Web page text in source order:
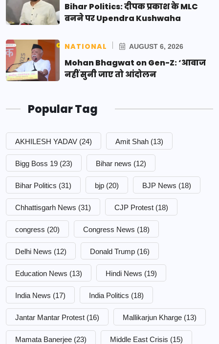
Bihar Politics: दीपक प्रकाश के MLC
बनने पर Upendra Kushwaha
NATIONAL AUGUST 6, 2026
Mohan Bhagwat on Gen-Z: ‘आवाज
नहीं सुनी जाए तो आंदोलन
Popular Tag
AKHILESH YADAV (24) Amit Shah (13)
Bigg Boss 19 (23) Bihar news (12)
Bihar Politics (31) bjp (20) BJP News (18)
Chhattisgarh News (31) CJP Protest (18)
congress (20) Congress News (18)
Delhi News (12) Donald Trump (16)
Education News (13) Hindi News (19)
India News (17) India Politics (18)
Jantar Mantar Protest (16) Mallikarjun Kharge (13)
Mamata Banerjee (23) Middle East Crisis (15)